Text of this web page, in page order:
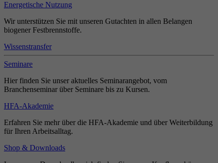
Energetische Nutzung
Wir unterstützen Sie mit unseren Gutachten in allen Belangen
biogener Festbrennstoffe.
Wissenstransfer
Seminare
Hier finden Sie unser aktuelles Seminarangebot, vom
Branchenseminar über Seminare bis zu Kursen.
HFA-Akademie
Erfahren Sie mehr über die HFA-Akademie und über Weiterbildung
für Ihren Arbeitsalltag.
Shop & Downloads